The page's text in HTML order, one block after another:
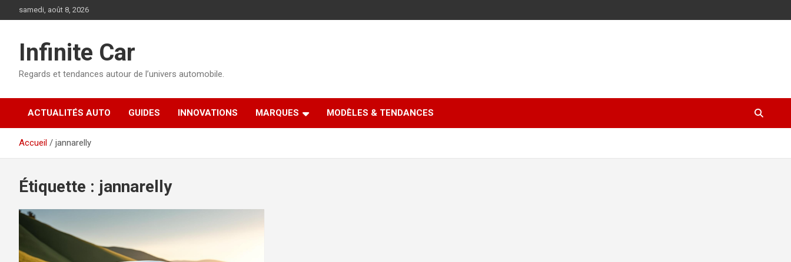
au
samedi, août 8, 2026
Infinite Car
Regards et tendances autour de l’univers automobile.
ACTUALITÉS AUTO GUIDES INNOVATIONS MARQUES MODÈLES & TENDANCES
Accueil jannarelly
Étiquette : jannarelly